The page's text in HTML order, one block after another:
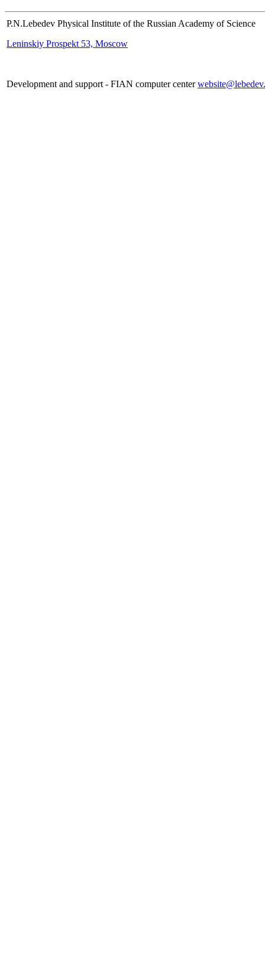
P.N.Lebedev Physical Institute of the Russian Academy of Science
Leninskiy Prospekt 53, Moscow
Development and support - FIAN computer center